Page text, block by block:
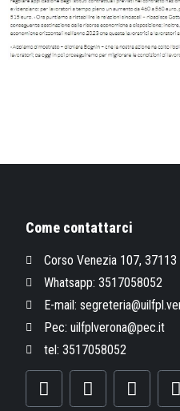
Come contattarci
Corso Venezia 107, 37113
Whatsapp: 3517058052
E-mail:
Pec: uilfplverona@pec.it
tel: 3517058052